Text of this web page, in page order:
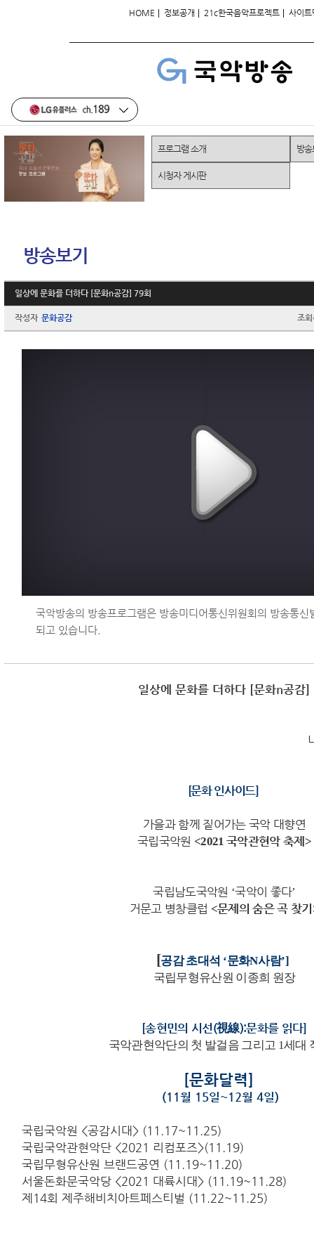
HOME | 정보공개 | 21c한국음악프로젝트 | 사이트
방송보기
일상에 문화를 더하다 [문화n공감] 79회
작성자 문화공감 조
국악방송의 방송프로그램은 방송미디어통신위원회의 방송통
되고 있습니다.
일상에 문화를 더하다 [문화n공감]
[문화 인사이드]
가을과 함께 짙어가는 국악 대향연
국립국악원 <2021 국악관현악 축제 >
국립남도국악원 ‘국악이 좋다’
거문고 병창클럽 <문제의 숨은 곡 찾기
[공감 초대석 ‘문화N사람’]
국립무형유산원 이종희 원장
[송현민의 시선(視線):문화를 읽다]
국악관현악단의 첫 발걸음 그리고 1세대
[문화달력]
(11월 15일~12월 4일)
국립국악원 <공감시대> (11.17~11.25)
국립국악관현악단 <2021 리컴포즈>(11.19)
국립무형유산원 브랜드공연 (11.19~11.20)
서울돈화문국악당 <2021 대륙시대> (11.19~11.28)
제14회 제주해비치아트페스티벌 (11.22~11.25)
프로그램 소개 방
시청자 게시판